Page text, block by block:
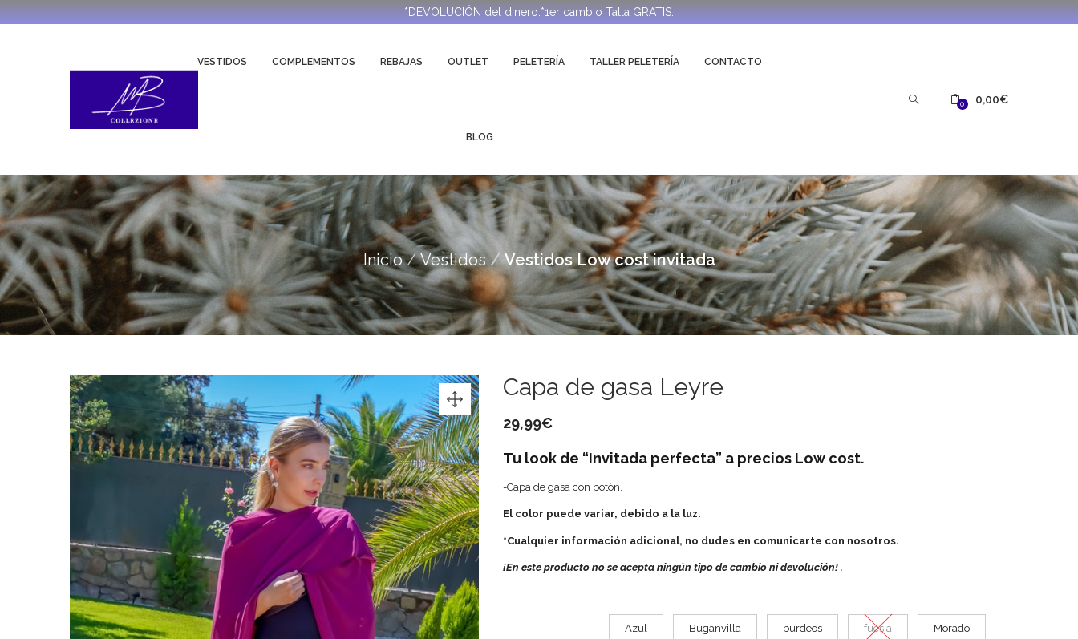
*DEVOLUCIÓN del dinero.*1er cambio Talla GRATIS.
VESTIDOS COMPLEMENTOS REBAJAS OUTLET PELETERÍA TALLER PELETERÍA CONTACTO
BLOG
0 0,00€
Inicio Vestidos Vestidos Low cost invitada
Capa de gasa Leyre
29,99€
Tu look de “Invitada perfecta” a precios Low cost.
-Capa de gasa con botón.
El color puede variar, debido a la luz.
*Cualquier información adicional, no dudes en comunicarte con nosotros.
¡En este producto no se acepta ningún tipo de cambio ni devolución! .
Azul Buganvilla burdeos fucsia Morado